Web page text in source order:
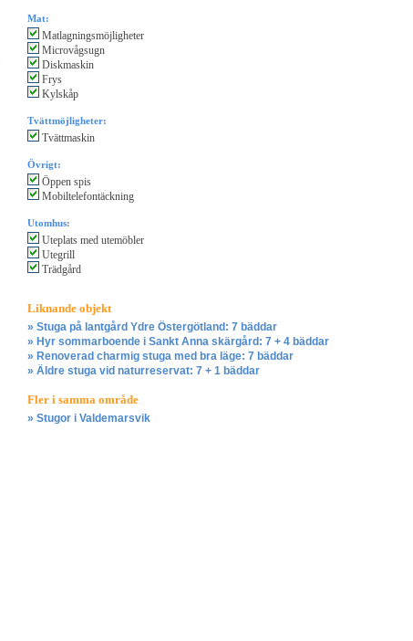
Mat:
Matlagningsmöjligheter
Microvågsugn
Diskmaskin
Frys
Kylskåp
Tvättmöjligheter:
Tvättmaskin
Övrigt:
Öppen spis
Mobiltelefontäckning
Utomhus:
Uteplats med utemöbler
Utegrill
Trädgård
Liknande objekt
» Stuga på lantgård Ydre Östergötland: 7 bäddar
» Hyr sommarboende i Sankt Anna skärgård: 7 + 4 bäddar
» Renoverad charmig stuga med bra läge: 7 bäddar
» Äldre stuga vid naturreservat: 7 + 1 bäddar
Fler i samma område
» Stugor i Valdemarsvik